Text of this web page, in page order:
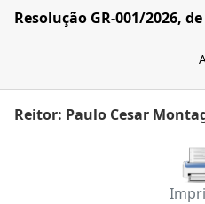
Resolução GR-001/2026,
Reitor: Paulo Cesar